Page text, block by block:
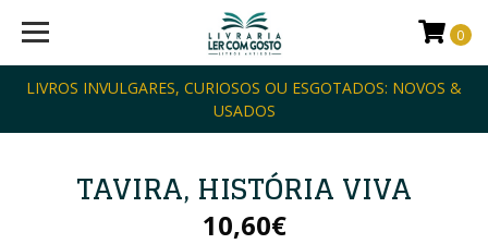
LIVROS INVULGARES, CURIOSOS OU ESGOTADOS: NOVOS &
USADOS
0
TAVIRA, HISTÓRIA VIVA
10,60€